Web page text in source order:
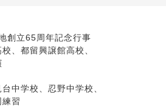
立65周年記念行事
留興譲館高校、
校、忍野中学校、
習